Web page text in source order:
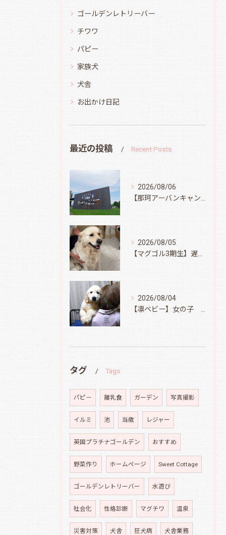
ゴールデンレトリーバー
チワワ
パピー
家族犬
犬舎
お出かけ日記
最近の投稿 Recent Posts
2026/08/06
2026/08/05
2026/08/04
タグ Tags
パピ－ 離乳食 ガーデン 写真撮影
イルミ 池 当歳 レジャー
英国プラチナゴールデン おすすめ
野菜作り ホームページ Sweet Cottage
ゴールデンレトリーバー 水遊び
社会化 性格診断 マグチワ 温泉
災害対策 犬舎 狂犬病 犬舎業務